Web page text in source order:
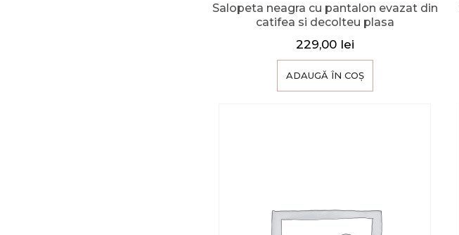
Salopeta neagra cu pantalon evazat din
catifea si decolteu plasa
229,00 lei
ADAUGĂ ÎN COȘ